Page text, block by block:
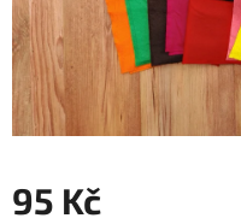
95 Kč